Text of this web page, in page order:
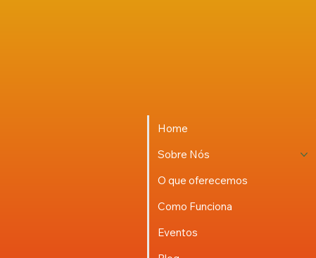
Home
Sobre Nós
O que oferecemos
Como Funciona
Eventos